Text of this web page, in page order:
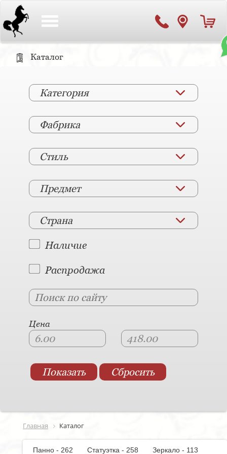
Каталог
Категория
Фабрика
Стиль
Предмет
Страна
Наличие
Распродажа
Цена
Главная Каталог
Панно - 262 Статуэтка - 258
Зеркало - 113